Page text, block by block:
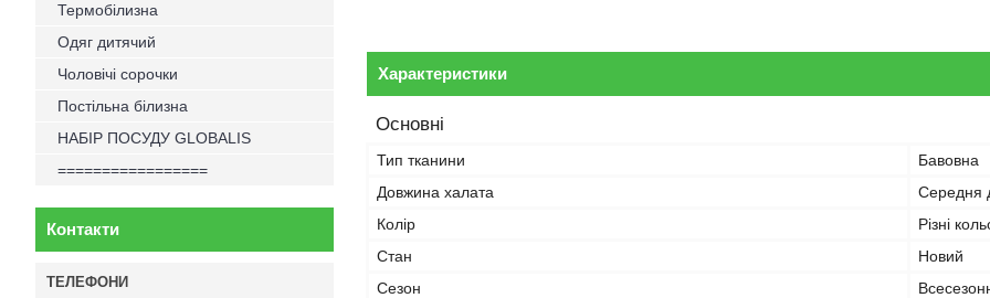
Характеристики
Основні
Тип тканини
Бавовна
Довжина халата
Середня
Колір
Різні
Стан
Новий
Сезон
Термобілизна
Одяг дитячий
Чоловічі сорочки
Постільна білизна
НАБІР ПОСУДУ GLOBALIS
=================
Контакти